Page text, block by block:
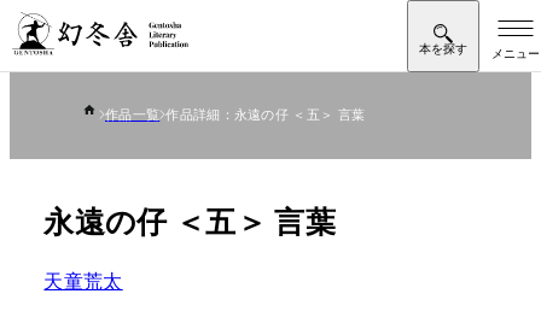
作品一覧 作品詳細：永遠の仔 ＜五＞ 言葉
永遠の仔 ＜五＞ 言葉
天童荒太